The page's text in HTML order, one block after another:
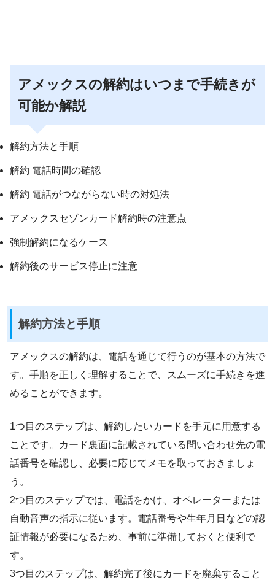
アメックスの解約はいつまで手続きが
可能か解説
解約方法と手順
解約 電話時間の確認
解約 電話がつながらない時の対処法
アメックスセゾンカード解約時の注意点
強制解約になるケース
解約後のサービス停止に注意
解約方法と手順
アメックスの解約は、電話を通じて行うのが基本の方法で
す。手順を正しく理解することで、スムーズに手続きを進
めることができます。
1つ目のステップは、解約したいカードを手元に用意する
ことです。カード裏面に記載されている問い合わせ先の電
話番号を確認し、必要に応じてメモを取っておきましょ
う。
2つ目のステップでは、電話をかけ、オペレーターまたは
自動音声の指示に従います。電話番号や生年月日などの認
証情報が必要になるため、事前に準備しておくと便利で
す。
3つ目のステップは、解約完了後にカードを廃棄すること